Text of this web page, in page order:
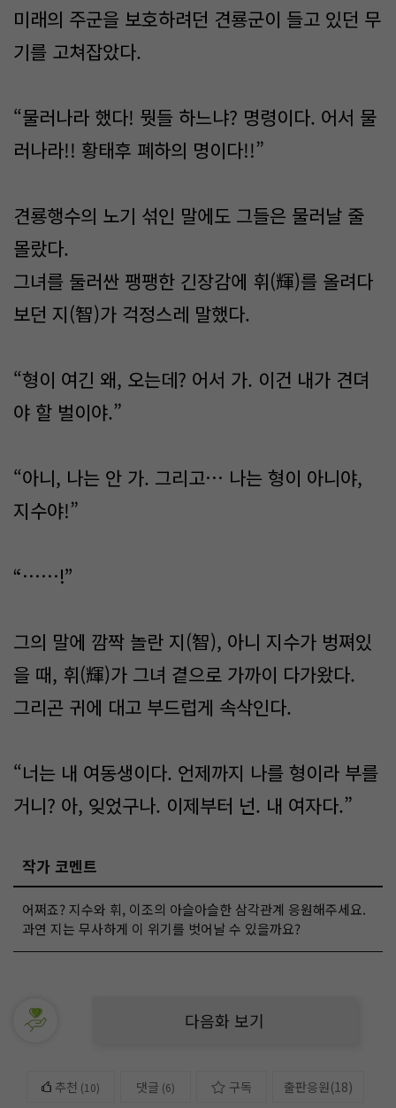
미래의 주군을 보호하려던 견룡군이 들고 있던 무
기를 고쳐잡았다.
“물러나라 했다! 뭣들 하느냐? 명령이다. 어서 물
러나라!! 황태후 폐하의 명이다!!”
견룡행수의 노기 섞인 말에도 그들은 물러날 줄
몰랐다.
그녀를 둘러싼 팽팽한 긴장감에 휘(輝)를 올려다
보던 지(智)가 걱정스레 말했다.
“형이 여긴 왜, 오는데? 어서 가. 이건 내가 견뎌
야 할 벌이야.”
“아니, 나는 안 가. 그리고… 나는 형이 아니야,
지수야!”
“……!”
그의 말에 깜짝 놀란 지(智), 아니 지수가 벙쪄있
을 때, 휘(輝)가 그녀 곁으로 가까이 다가왔다.
그리곤 귀에 대고 부드럽게 속삭인다.
“너는 내 여동생이다. 언제까지 나를 형이라 부를
거니? 아, 잊었구나. 이제부터 넌. 내 여자다.”
작가 코멘트
어쩌죠? 지수와 휘, 이조의 아슬아슬한 삼각관계 응원해주세요.
과연 지는 무사하게 이 위기를 벗어날 수 있을까요?
다음화 보기
추천 (10) 댓글 (6) 구독 출판응원(18)